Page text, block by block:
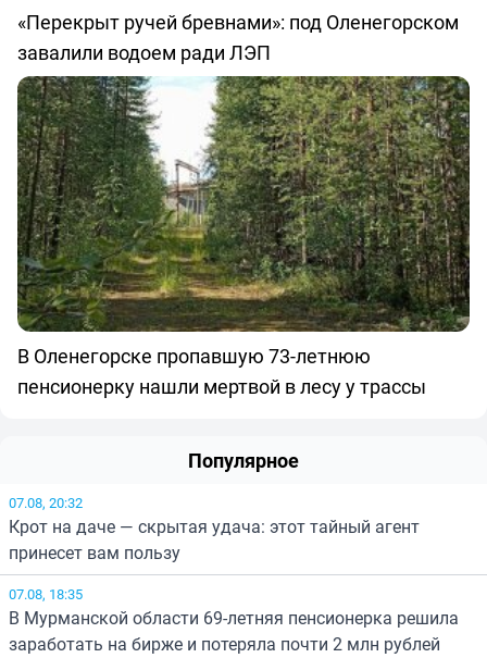
«Перекрыт ручей бревнами»: под Оленегорском
завалили водоем ради ЛЭП
В Оленегорске пропавшую 73-летнюю
пенсионерку нашли мертвой в лесу у трассы
Популярное
07.08, 20:32
Крот на даче — скрытая удача: этот тайный агент
принесет вам пользу
07.08, 18:35
В Мурманской области 69-летняя пенсионерка решила
заработать на бирже и потеряла почти 2 млн рублей